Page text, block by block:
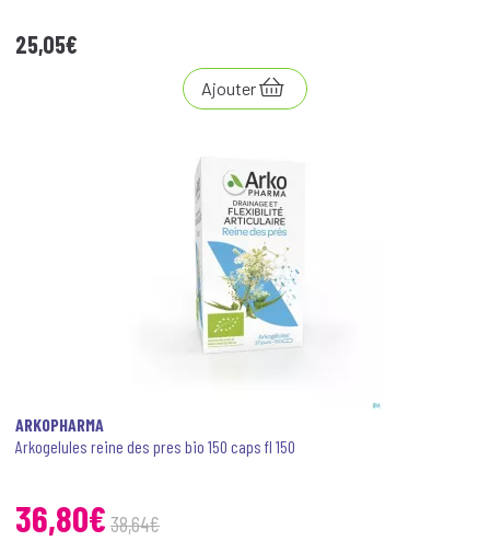
25,05€
Ajouter
ARKOPHARMA
Arkogelules reine des pres bio 150 caps fl 150
36,80€ 38,64€